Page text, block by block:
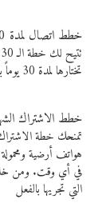
خطط اتصال لمدة 30 يومًا
تختارها لمدة 30 يوماً بأسعار فايبر المنخفضة.
خطط الاشتراك
تمنحك خطة الاشتراك
هواتف أرضية
في أي وقت. ومن
التي تجريها بالفعل